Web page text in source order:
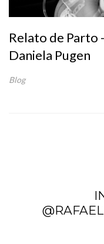
Relato de Parto
Daniela Pugen
Blog